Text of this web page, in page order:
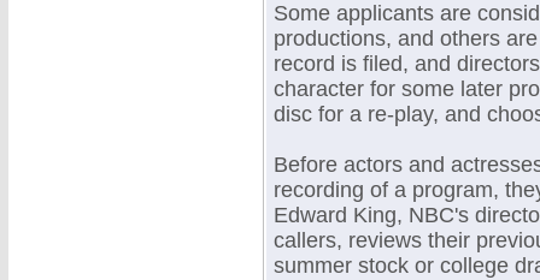
Some applicants are
productions, and others
record is filed, and
character for some later
disc for a re-play, and
Before actors and
recording of a program,
Edward King, NBC's
callers, reviews their
summer stock or college